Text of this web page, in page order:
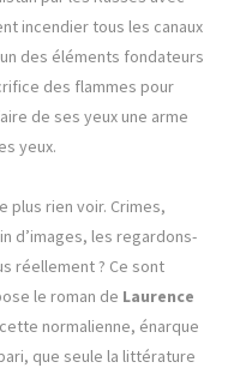
incendier tous les canaux
des éléments fondateurs
des flammes pour
de ses yeux une arme
yeux.
plus rien voir. Crimes,
d’images, les regardons-
réellement ? Ce sont
le roman de Laurence
normalienne, énarque
que seule la littérature